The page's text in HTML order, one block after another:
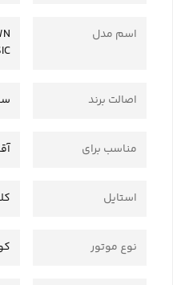
اسم مدل
اصالت برند
مناسب برای
استایل
نوع موتور